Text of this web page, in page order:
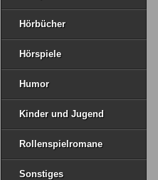
Hörbücher
Hörspiele
Humor
Kinder und Jugend
Rollenspielromane
Sonstiges